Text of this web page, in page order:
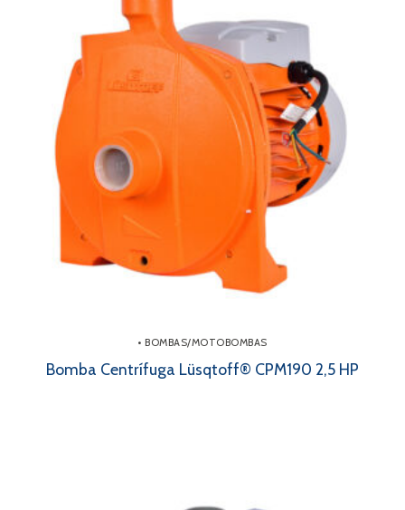
• BOMBAS/MOTOBOMBAS
Bomba Centrífuga Lüsqtoff® CPM190 2,5 HP